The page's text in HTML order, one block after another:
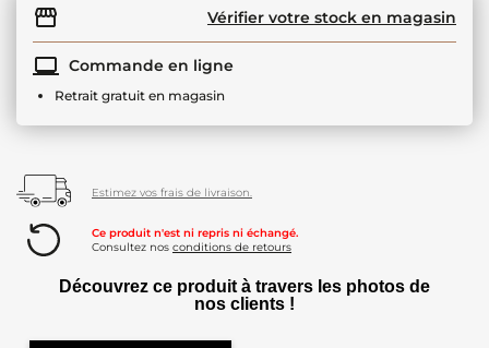
Vérifier votre stock en magasin
Commande en ligne
Retrait gratuit en magasin
Estimez vos frais de livraison.
Ce produit n'est ni repris ni échangé.
Consultez nos conditions de retours
Découvrez ce produit à travers les photos de
nos clients !